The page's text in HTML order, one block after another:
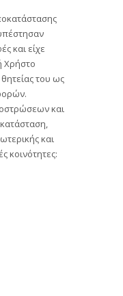
και είχε
Χρήστο
του ως
και
και
κοινότητες: